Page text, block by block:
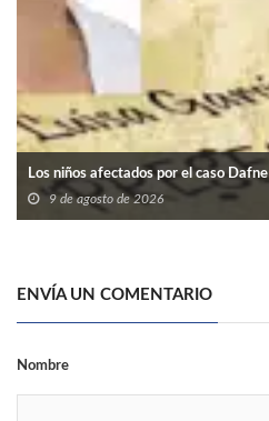
Los niños afectados por el caso Dafne
9 de agosto de 2026
ENVÍA UN COMENTARIO
Nombre